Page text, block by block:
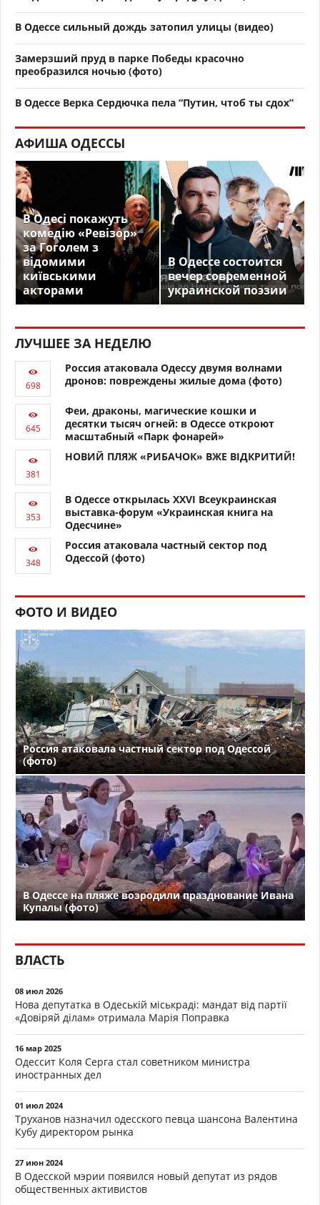
В Одессе сильный дождь затопил улицы (видео)
Замерзший пруд в парке Победы красочно
преобразился ночью (фото)
В Одессе Верка Сердючка пела “Путин, чтоб ты сдох”
АФИША ОДЕССЫ
В Одесі покажуть
комедію «Ревізор»
за Гоголем з
відомими
київськими
акторами
В Одессе состоится
вечер современной
украинской поэзии
ЛУЧШЕЕ ЗА НЕДЕЛЮ
Россия атаковала Одессу двумя волнами
дронов: повреждены жилые дома (фото)
Феи, драконы, магические кошки и
десятки тысяч огней: в Одессе откроют
масштабный «Парк фонарей»
НОВИЙ ПЛЯЖ «РИБАЧОК» ВЖЕ ВІДКРИТИЙ!
В Одессе открылась XXVI Всеукраинская
выставка-форум «Украинская книга на
Одесчине»
Россия атаковала частный сектор под
Одессой (фото)
ФОТО И ВИДЕО
Россия атаковала частный сектор под Одессой
(фото)
В Одессе на пляже возродили празднование Ивана
Купалы (фото)
ВЛАСТЬ
08 июл 2026
Нова депутатка в Одеській міськраді: мандат від партії
«Довіряй ділам» отримала Марія Поправка
16 мар 2025
Одессит Коля Серга стал советником министра
иностранных дел
01 июл 2024
Труханов назначил одесского певца шансона Валентина
Кубу директором рынка
27 июн 2024
В Одесской мэрии появился новый депутат из рядов
общественных активистов